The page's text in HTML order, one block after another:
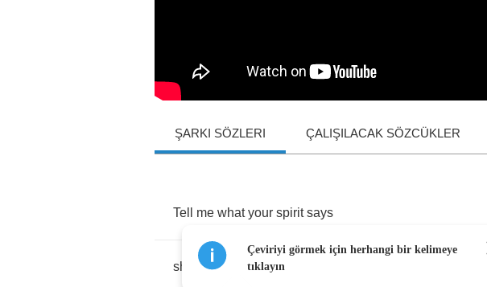
ŞARKI SÖZLERI ÇALIŞILACAK SÖZCÜKLER
Tell me what your spirit says
show me what you pray
Çeviriyi görmek için herhangi bir kelimeye
tıklayın